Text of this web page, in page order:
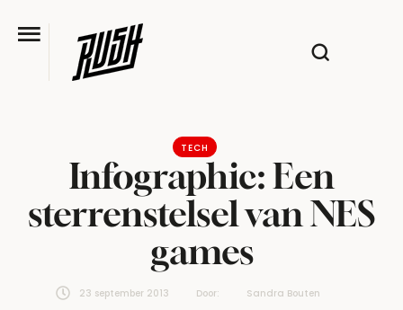
TECH
Infographic: Een
sterrenstelsel van NES
games
23 september 2013 Door:
Sandra Bouten